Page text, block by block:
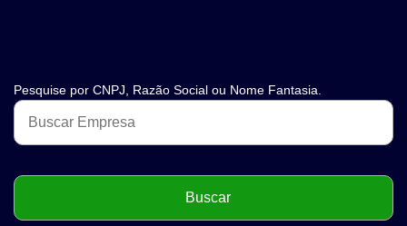
Pesquise por CNPJ, Razão Social ou Nome Fantasia.